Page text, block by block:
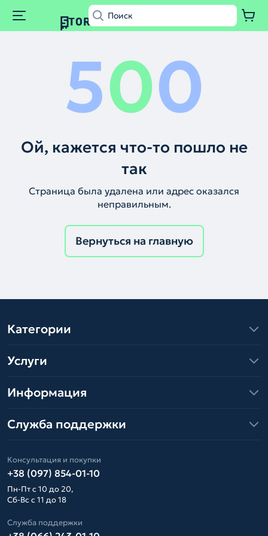
500
Ой, кажется что-то пошло не
так
Страница была удалена или адрес оказался
неправильным.
Вернуться на главную
Категории
Услуги
Информация
Служба поддержки
Консультация и покупки
+38 (097) 854-01-10
Пн-Пт с 10 до 20,
Сб-Вс с 11 до 18
Служба поддержки